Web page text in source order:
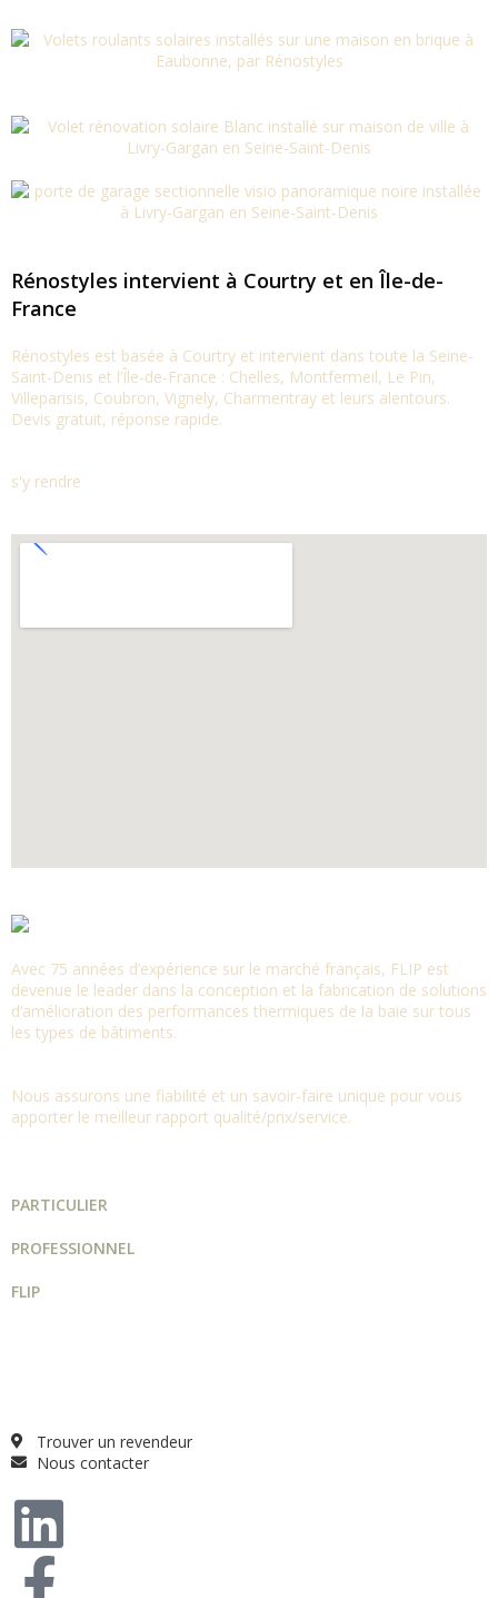
Rénostyles intervient à Courtry et en Île-de-
France
Rénostyles est basée à Courtry et intervient dans toute la Seine-
Saint-Denis et l’Île-de-France : Chelles, Montfermeil, Le Pin,
Villeparisis, Coubron, Vignely, Charmentray et leurs alentours.
Devis gratuit, réponse rapide.
s'y rendre
Avec 75 années d’expérience sur le marché français, FLIP est
devenue le leader dans la conception et la fabrication de solutions
d’amélioration des performances thermiques de la baie sur tous
les types de bâtiments.
Nous assurons une fiabilité et un savoir-faire unique pour vous
apporter le meilleur rapport qualité/prix/service.
PARTICULIER
PROFESSIONNEL
FLIP
Trouver un revendeur
Nous contacter